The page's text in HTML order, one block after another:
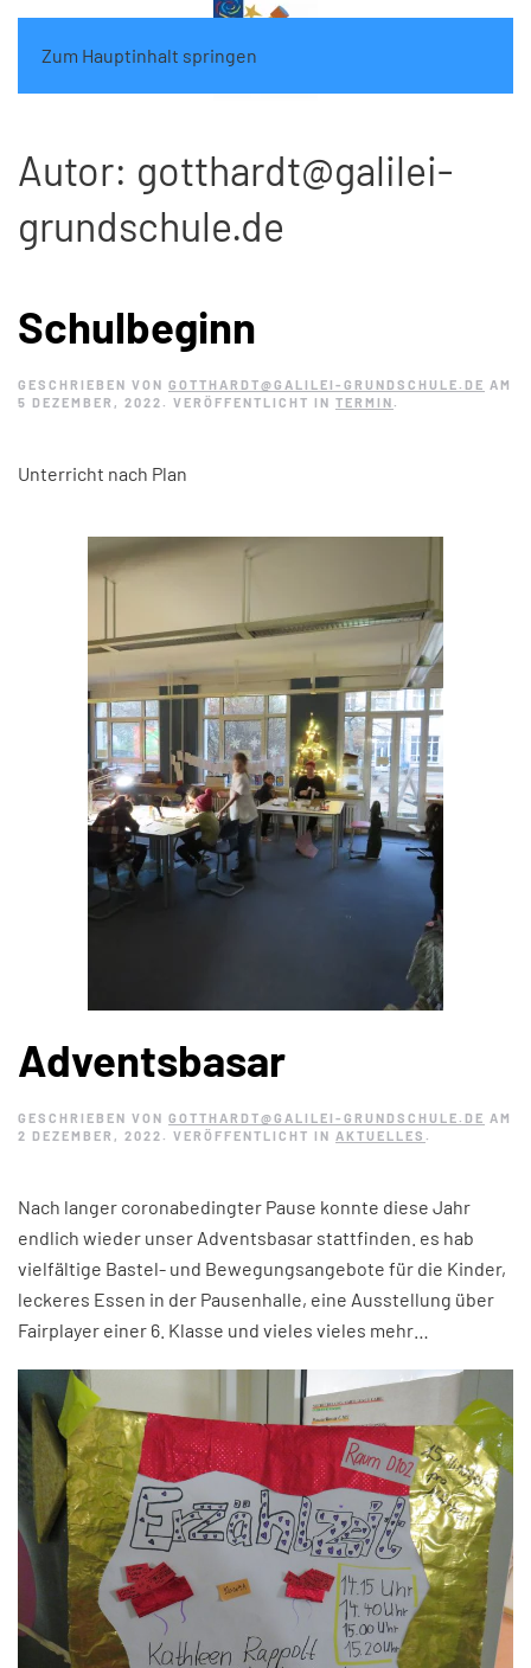
Zum Hauptinhalt springen
Autor: gotthardt@galilei-
grundschule.de
Schulbeginn
GESCHRIEBEN VON GOTTHARDT@GALILEI-GRUNDSCHULE.DE AM
5 DEZEMBER, 2022 . VERÖFFENTLICHT IN TERMIN .
Unterricht nach Plan
Adventsbasar
GESCHRIEBEN VON GOTTHARDT@GALILEI-GRUNDSCHULE.DE AM
2 DEZEMBER, 2022 . VERÖFFENTLICHT IN AKTUELLES .
Nach langer coronabedingter Pause konnte diese Jahr
endlich wieder unser Adventsbasar stattfinden. es hab
vielfältige Bastel- und Bewegungsangebote für die Kinder,
leckeres Essen in der Pausenhalle, eine Ausstellung über
Fairplayer einer 6. Klasse und vieles vieles mehr…